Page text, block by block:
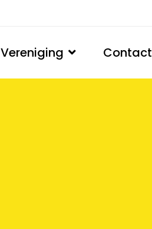
Vereniging Contact